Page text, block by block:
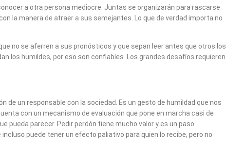
a otra persona mediocre. Juntas se organizarán para rascarse
la manera de atraer a sus semejantes. Lo que de verdad importa no
no se aferren a sus pronósticos y que sepan leer antes que otros los
los humildes, por eso son confiables. Los grandes desafíos requieren
de un responsable con la sociedad. Es un gesto de humildad que nos
con un mecanismo de evaluación que pone en marcha casi de
pueda parecer. Pedir perdón tiene mucho valor y es un paso
puede tener un efecto paliativo para quien lo recibe, pero no